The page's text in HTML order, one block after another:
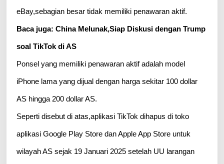
eBay,sebagian besar tidak memiliki penawaran aktif.
Baca juga: China Melunak,Siap Diskusi dengan Trump
soal TikTok di AS
Ponsel yang memiliki penawaran aktif adalah model
iPhone lama yang dijual dengan harga sekitar 100 dollar
AS hingga 200 dollar AS.
Seperti disebut di atas,aplikasi TikTok dihapus di toko
aplikasi Google Play Store dan Apple App Store untuk
wilayah AS sejak 19 Januari 2025 setelah UU larangan